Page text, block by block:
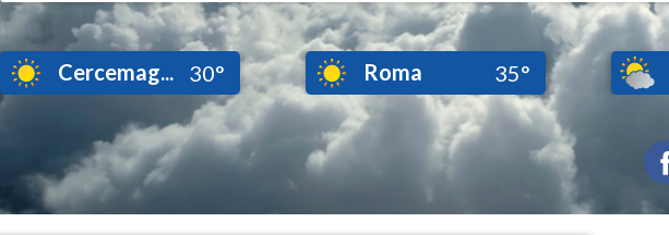
Cercemag... 30° Roma 35°